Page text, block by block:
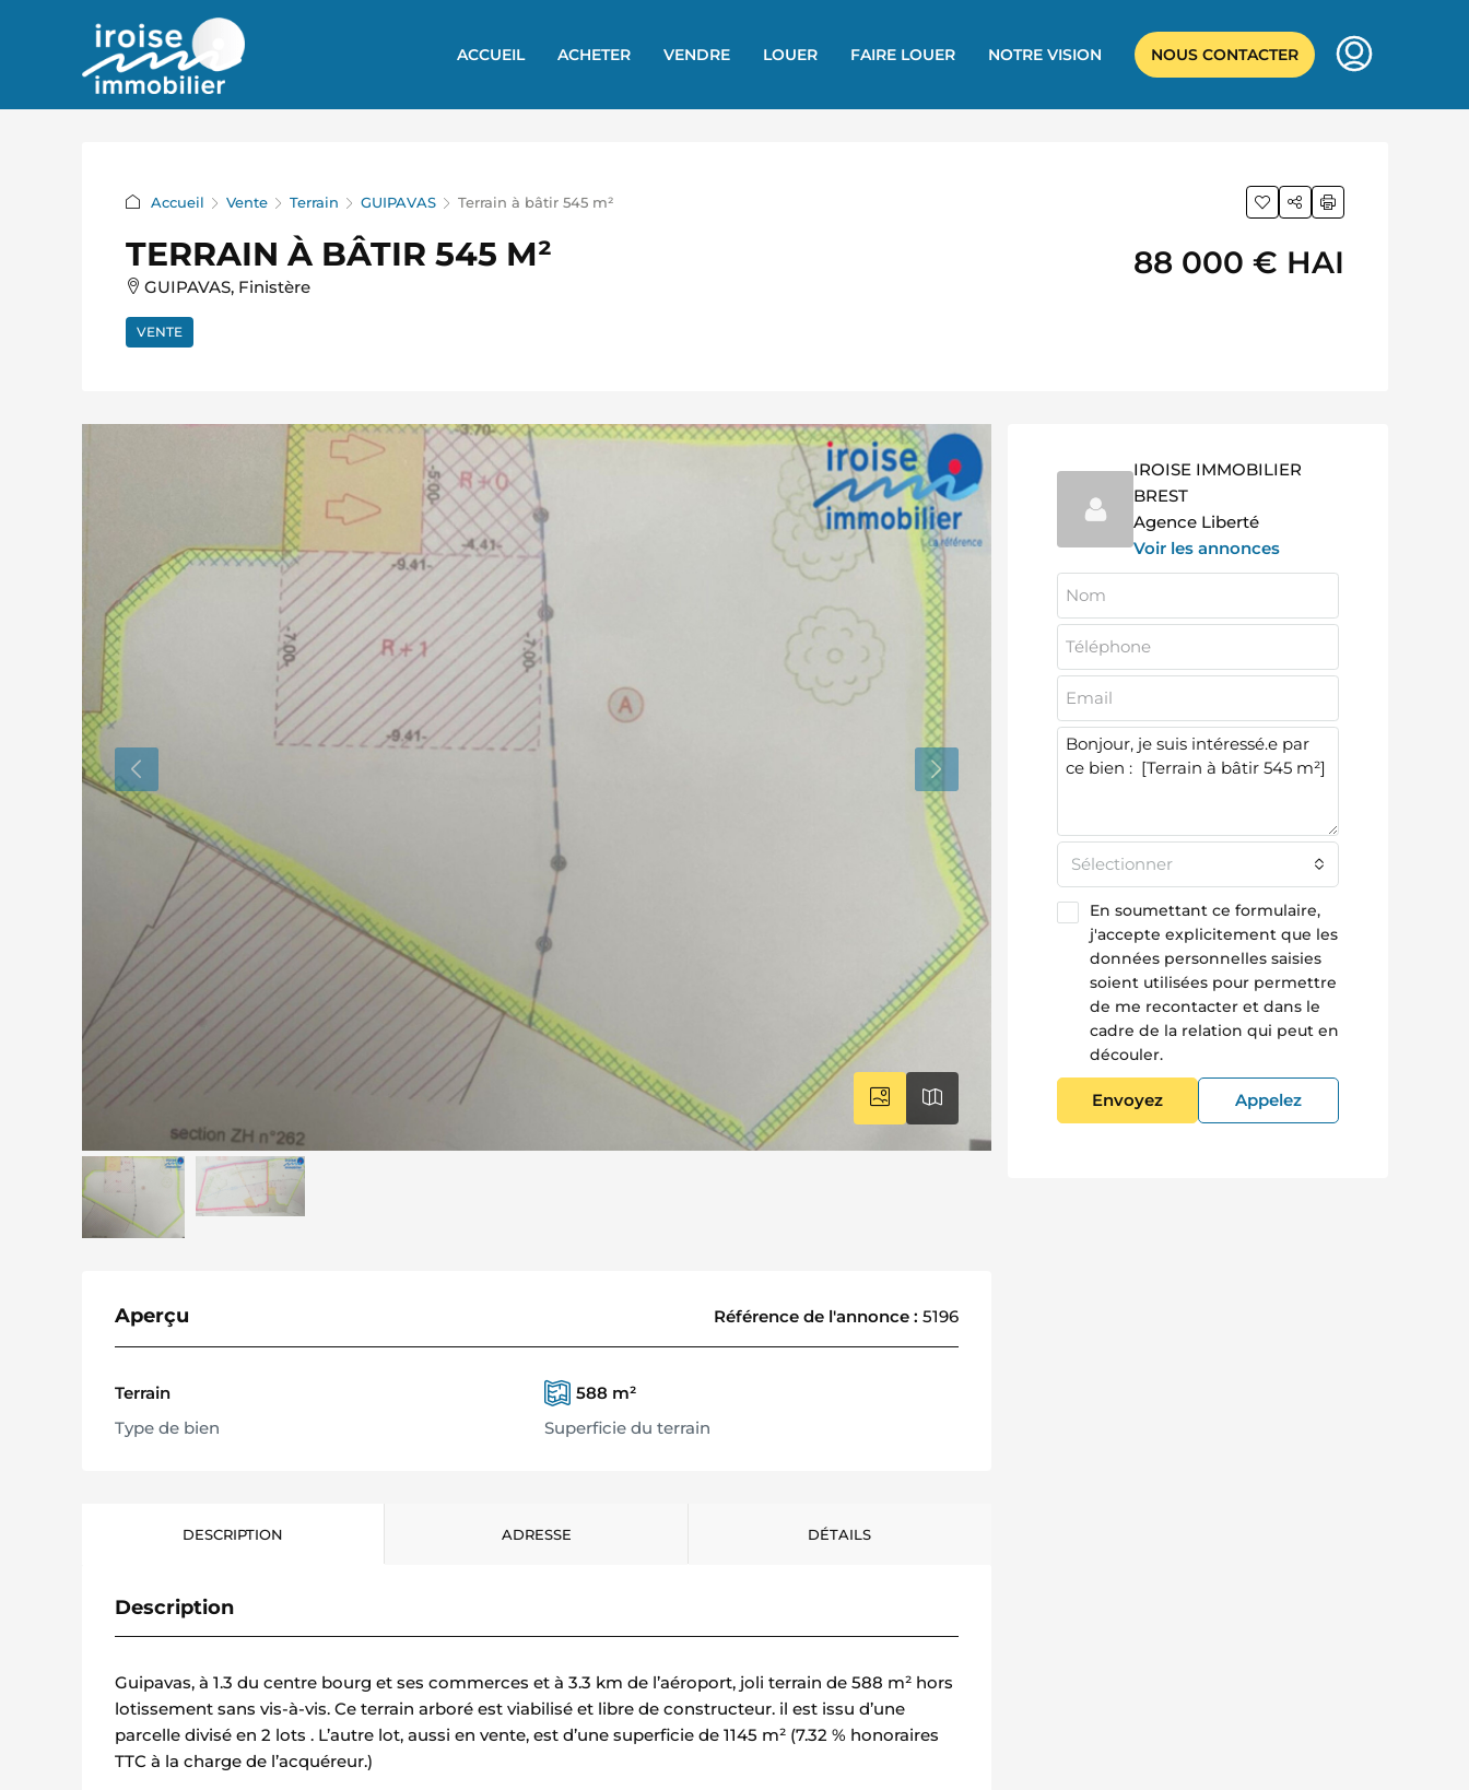
ACCUEIL ACHETER VENDRE LOUER FAIRE LOUER NOTRE VISION NOUS CONTACTER
Accueil Vente Terrain GUIPAVAS Terrain à bâtir 545 m²
TERRAIN À BÂTIR 545 M²
GUIPAVAS, Finistère
VENTE
88 000 € HAI
Aperçu Référence de l'annonce: 5196
Terrain
Type de bien
588 m²
Superficie du terrain
DESCRIPTION ADRESSE DÉTAILS
Description
Guipavas, à 1.3 du centre bourg et ses commerces et à 3.3 km de l’aéroport, joli terrain de 588 m² hors
lotissement sans vis-à-vis. Ce terrain arboré est viabilisé et libre de constructeur. il est issu d’une
parcelle divisé en 2 lots . L’autre lot, aussi en vente, est d’une superficie de 1145 m² (7.32 % honoraires
TTC à la charge de l’acquéreur.)
IROISE IMMOBILIER
BREST
Agence Liberté
Voir les annonces
Sélectionner
En soumettant ce formulaire,
j'accepte explicitement que les
données personnelles saisies
soient utilisées pour permettre
de me recontacter et dans le
cadre de la relation qui peut en
découler.
Envoyez Appelez